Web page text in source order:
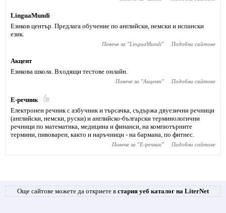
LinguaMundi
Езиков център. Предлага обучение по английски, немски и испански
език.
Повече за "LinguaMundi" Подобни сайтове
Акцент
Езикова школа. Входящи тестове онлайн.
Повече за "Акцент" Подобни сайтове
Е-речник
Електронен речник с азбучник и търсачка, съдържа двуезични речници
(английски, немски, руски) и английско-български терминологични
речници по математика, медицина и финанси, на компютърните
термини, пивоварен, както и наръчници - на бармана, по фитнес.
Повече за "Е-речник" Подобни сайтове
Още сайтове можете да откриете в стария уеб каталог на LiterNet